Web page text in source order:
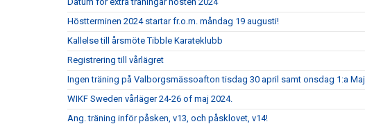
Höstterminen 2024 startar fr.o.m. måndag 19 augusti!
Kallelse till årsmöte Tibble Karateklubb
Registrering till vårlägret
Ingen träning på Valborgsmässoafton tisdag 30 april samt onsdag 1:a Maj
WIKF Sweden vårläger 24-26 of maj 2024.
Ang. träning inför påsken, v13, och påsklovet, v14!